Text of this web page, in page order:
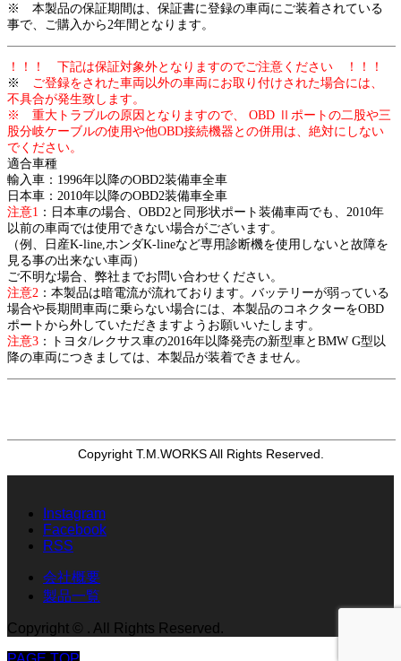
※ 本製品の保証期間は、保証書に登録の車両にご装着されている
事で、ご購入から2年間となります。
！！！ 下記は保証対象外となりますのでご注意ください ！！！
※
ご登録をされた車両以外の車両にお取り付けされた場合には、
不具合が発生致します。
※ 重大トラブルの原因となりますので、 OBD Ⅱポートの二股や三
股分岐ケーブルの使用や他OBD接続機器との併用は、絶対にしない
でください。
適合車種
輸入車：1996年以降のOBD2装備車全車
日本車：2010年以降のOBD2装備車全車
注意1 ：日本車の場合、OBD2と同形状ポート装備車両でも、2010年
以前の車両では使用できない場合がございます。
（例、日産K-line,ホンダK-lineなど専用診断機を使用しないと故障を
見る事の出来ない車両）
ご不明な場合、弊社までお問い合わせください。
注意2 ：本製品は暗電流が流れております。バッテリーが弱っている
場合や長期間車両に乗らない場合には、本製品のコネクターをOBD
ポートから外していただきますようお願いいたします。
注意3 ：トヨタ/レクサス車の2016年以降発売の新型車とBMW G型以
降の車両につきましては、本製品が装着できません。
Copyright T.M.WORKS All Rights Reserved.
Instagram
Facebook
RSS
会社概要
製品一覧
Copyright © . All Rights Reserved.